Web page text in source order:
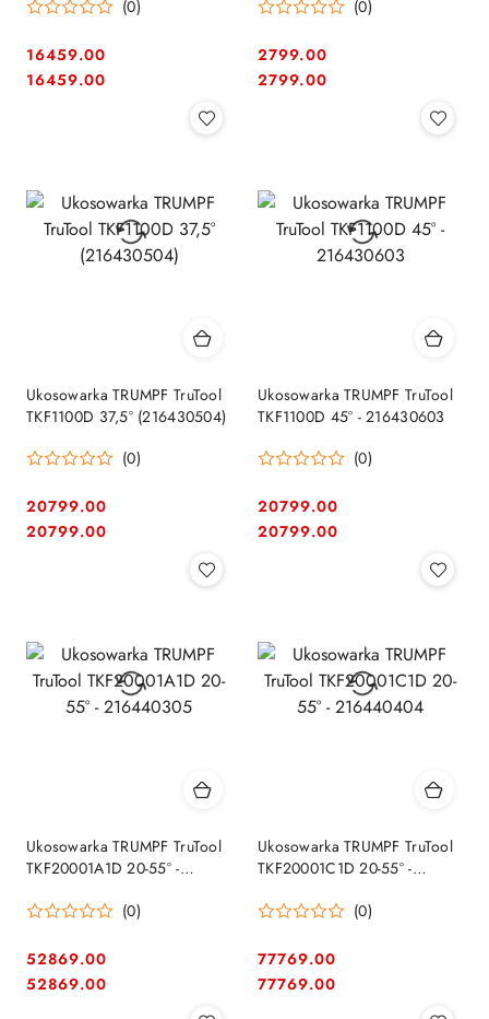
(0)
Cena:
16459.00
Cena:
16459.00
(0)
Cena:
2799.00
Cena:
2799.00
Ukosowarka TRUMPF TruTool
TKF1100D 37,5° (216430504)
(0)
Cena:
20799.00
Cena:
20799.00
Ukosowarka TRUMPF TruTool
TKF1100D 45° - 216430603
(0)
Cena:
20799.00
Cena:
20799.00
Ukosowarka TRUMPF TruTool
TKF20001A1D 20-55° -
(0)
Cena:
52869.00
Cena:
52869.00
Ukosowarka TRUMPF TruTool
TKF20001C1D 20-55° -
(0)
Cena:
77769.00
Cena:
77769.00